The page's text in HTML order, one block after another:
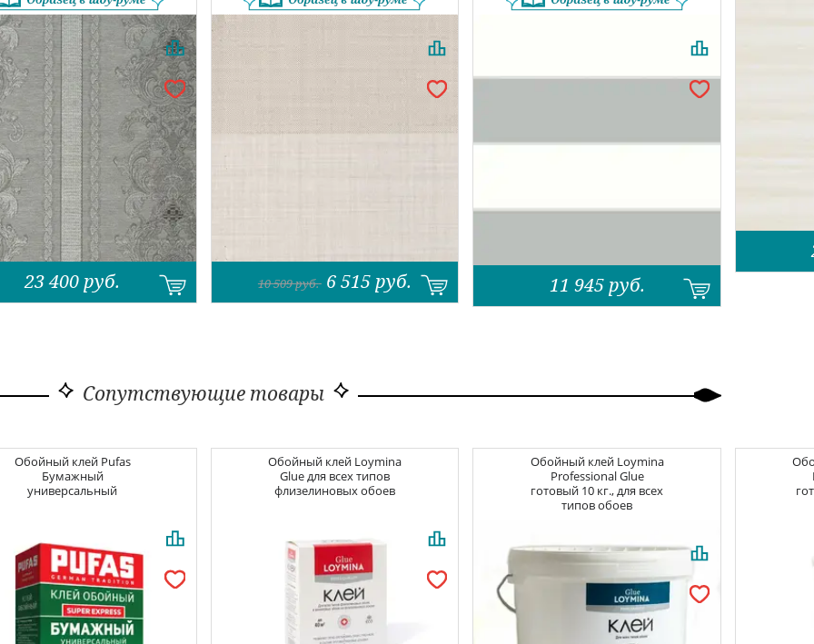
23 400 руб. 10 509руб. 6 515 руб. 11 945 руб.
Сопутствующие товары
Обойный клей Pufas
Бумажный
универсальный
Обойный клей Loymina
Glue для всех типов
флизелиновых обоев
Обойный клей Loymina
Professional Glue
готовый 10 кг., для всех
типов обоев